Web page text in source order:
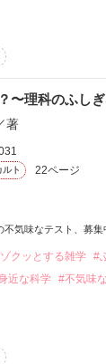
作品
ーズ応援コンテス
"幼なじみ"――。
、
〜理科のふし
著
ルト 22ページ
不気味なテスト、募
クッとする雑学 #
近な科学 #不気味